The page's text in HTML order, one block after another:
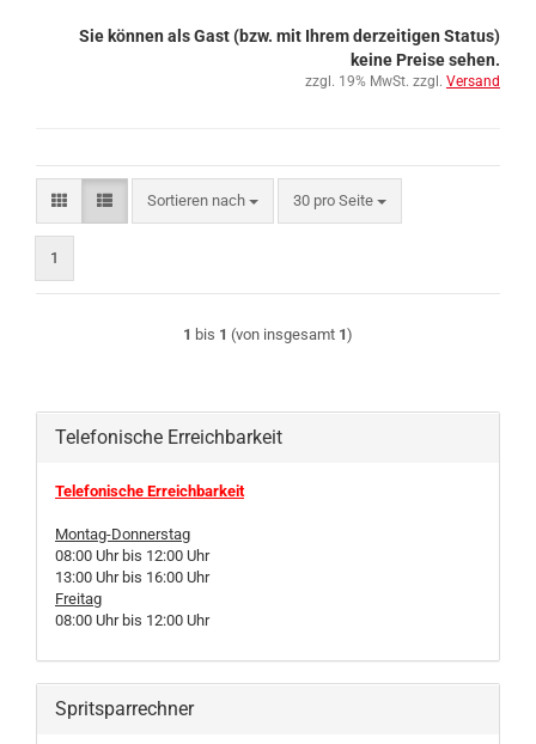
Sie können als Gast (bzw. mit Ihrem derzeitigen Status)
keine Preise sehen.
zzgl. 19% MwSt. zzgl. Versand
Sortieren nach
Sortieren nach 30 pro Seite
pro Seite
1
1 bis 1 (von insgesamt 1)
Telefonische Erreichbarkeit
Telefonische Erreichbarkeit
Montag-Donnerstag
08:00 Uhr bis 12:00 Uhr
13:00 Uhr bis 16:00 Uhr
Freitag
08:00 Uhr bis 12:00 Uhr
Spritsparrechner